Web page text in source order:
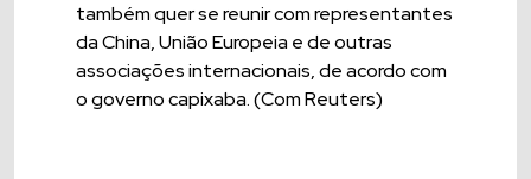
também quer se reunir com representantes
da China, União Europeia e de outras
associações internacionais, de acordo com
o governo capixaba. (Com Reuters)